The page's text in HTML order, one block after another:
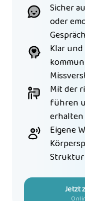
Sicher
oder
Klar
Mit der
führen
erhalten
Eigene
Struktur
Jetzt